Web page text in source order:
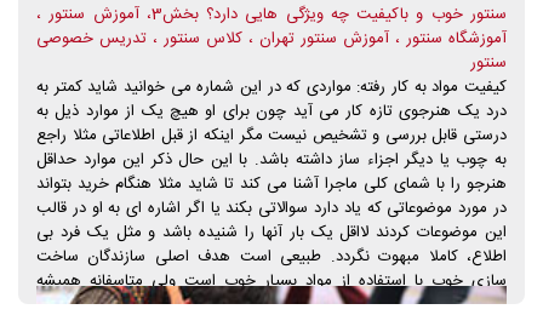
روی شیطونک ها کار می شوند چون با سیمها مستقیم در ارتباط هستند
اهمیت بیشتری می یابند به طوری که بهتر است از جنس مرغوب، بدون
خش و زنگ نزده باشند. مهمترین قسمتی که در ساخت سنتور از اهمیت
فوق العاده ای برخوردار است چوب آن است. بر طبق سالها تجربه ی
سازندگان، بهترین چوب برای کار، استفاده از چوب گردو است. اما به صرف
اینکه سنتوری از چوب گردو ساخته شده است پس حرفی در آن نیست نباید
باعث گمانی غلط برای هنرجویان شود بلکه استفاده از چوب درخت گردو
مشروط به عواملی، می تواند در جهت بهبود کیفیت صدای سنتور بسیار
تاثیر گذار باشد.
سنتور خوب و باکیفیت چه ویژگی هایی دارد؟ بخش3، آموزش سنتور ،
آموزشگاه سنتور ، آموزش سنتور تهران ، کلاس سنتور ، تدریس خصوصی
سنتور
کیفیت مواد به کار رفته: مواردی که در این شماره می خوانید شاید کمتر به
درد یک هنرجوی تازه کار می آید چون برای او هیچ یک از موارد ذیل به
درستی قابل بررسی و تشخیص نیست مگر اینکه از قبل اطلاعاتی مثلا راجع
به چوب یا دیگر اجزاء ساز داشته باشد. با این حال ذکر این موارد حداقل
هنرجو را با شمای کلی ماجرا آشنا می کند تا شاید مثلا هنگام خرید بتواند
در مورد موضوعاتی که یاد دارد سوالاتی بکند یا اگر اشاره ای به او در قالب
این موضوعات کردند لااقل یک بار آنها را شنیده باشد و مثل یک فرد بی
اطلاع، کاملا مبهوت نگردد. طبیعی است هدف اصلی سازندگان ساخت
سازی خوب با استفاده از مواد بسیار خوب است ولی متاسفانه همیشه
استفاده از مواد درجه یک منتج به صدا دهی ممتاز یا حتا قابل قبول هم